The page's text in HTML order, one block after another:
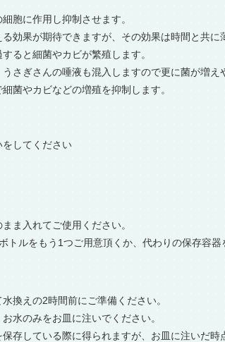
胞に作用し抑制させます。
効果が期待できますが、その効果は時間と共
ると細菌やカビが繁殖します。
さぎさんの唾液も混入しますので更に菌が増え
菌やカビなどの増殖を抑制します。
してください
ま入れてご使用ください。
トルをもう1つご用意頂くか、代わりの保存容
換えの2時間前にご準備ください。
水のみをお皿に注いでください。
存している際に得られますが、お皿に注いだ